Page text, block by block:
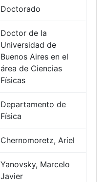
Doctorado
Doctor de la
Universidad de
Buenos Aires en el
área de Ciencias
Físicas
Departamento de
Física
Chernomoretz, Ariel
Yanovsky, Marcelo
Javier